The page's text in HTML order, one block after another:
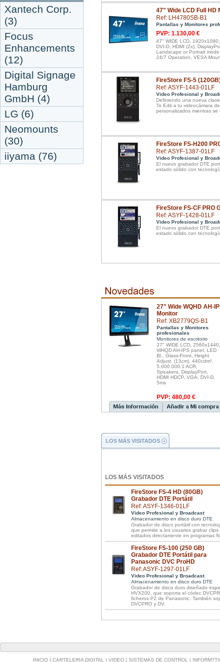
Xantech Corp.
(3)
Focus
Enhancements
(12)
Digital Signage
Hamburg
GmbH (4)
LG (6)
Neomounts
(30)
iiyama (76)
47" Wide LCD Full HD
Ref: LH4780SB-B1
Pantallas y Monitores
PVP: 1.130,00 €
47" WIDE LCD,
DVI-D, HDMI (2x),
Landscape or Portrait
24/7 Operation, VESA
FireStore FS-5
Ref: ASYF-1443-01LF
Video Profesional y
Definiendo una nueva
To Edit a tu videocámara
personalizados mientras
FireStore FS-H200
Ref: ASYF-1387-01LF
Video Profesional y
El nuevo grabador DTE
estado sólido con
FireStore FS-CF PRO
Ref: ASYF-1428-01LF
Video Profesional y
El nuevo grabador DTE
estado sólido con
27" Wide WQHD AH-
Monitor
Ref: XB2779QS-B1
Pantallas y Monitores
profesionales
Monitores de escritorio
27" WIDE LCD, 2560x1440,
WHQD AH-IPS panel, LED
Bl., Glass-Front, Height
Adjust. (13cm), 440cdm²,
5.000.000:1 ACR,
Speakers, DisplayPort,
HDMI HDCP, VGA, DVI-D,
5ms
PVP: 480,00 €
LOS MÁS VISITADOS
LOS MÁS VISITADOS
FireStore FS-4 HD (80GB)
Grabador DTE Portátil
Ref: ASYF-1346-01LF
Video Profesional y Broadcast
Almacenamiento en disco duro DTE
Grabador de disco portátil con
que permite a los usuarios grabar
editados directamente en programas
FireStore FS-100 (250 GB)
Grabador DTE Portátil para
Panasonic DVC ProHD
Ref: ASYF-1297-01LF
Video Profesional y Broadcast
Almacenamiento en disco duro DTE
Grabador de disco duro diseñado
HVX200, que soporta el códec
ficheros P2 de Panasonic. También
DVCPRO y DV.
INICIO | CARTELERIA DIGITAL | VIDEO | SISTEMAS DE CONTROL |